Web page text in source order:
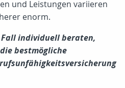
und Leistungen variieren
enorm.
Fall individuell beraten,
bestmögliche